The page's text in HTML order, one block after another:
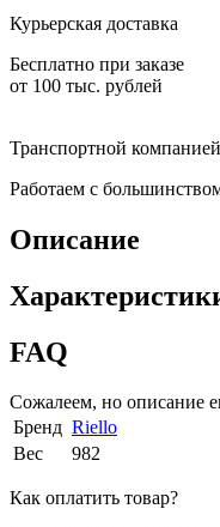
Курьерская доставка
Бесплатно при заказе
от 100 тыс. рублей
Транспортной компанией
Работаем с
Описание
FAQ
Сожалеем, но описание
Бренд Riello
Вес
982
Как оплатить товар?